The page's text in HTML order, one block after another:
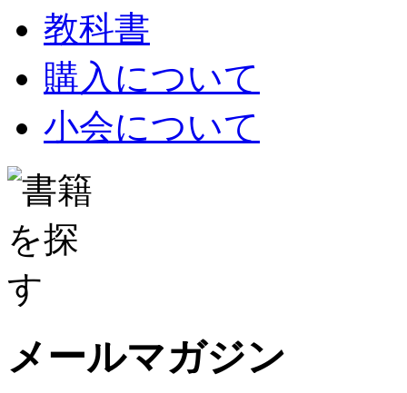
教科書
購入について
小会について
メールマガジン